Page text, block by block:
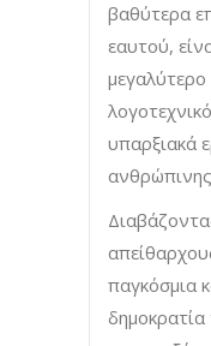
βαθύτερα
εαυτού,
μεγαλύτερο
υπαρξιακά
παγκόσμια
δημοκρατία